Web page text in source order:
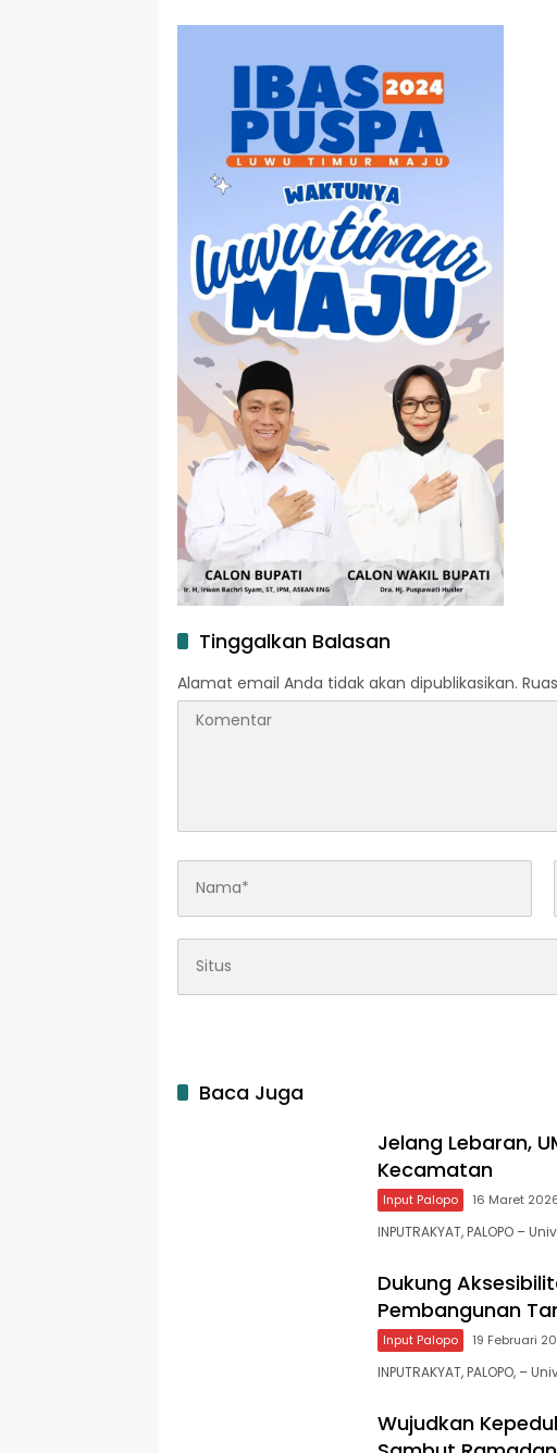
Permohonan Maaf
Tinggalkan Balasan
Alamat email Anda tidak akan dipublikasikan.
Baca Juga
Jelang Lebaran,
Kecamatan
Input Palopo 16 Maret
INPUTRAKYAT, PALOPO –
Dukung
Pembangunan
Input Palopo 19 Februari
INPUTRAKYAT, PALOPO,
Wujudkan